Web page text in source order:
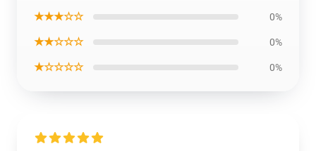
★★★☆☆ 0%
★★☆☆☆ 0%
★☆☆☆☆ 0%